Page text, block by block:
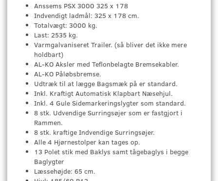
Anssems PSX 3000 325 x 178
Indvendigt ladmål: 325 x 178 cm.
Totalvægt: 3000 kg.
Last: 2535 kg.
Varmgalvaniseret Trailer. (så bliver det ikke mere
holdbart)
AL-KO Aksler med Teflonbelagte Bremsekabler.
AL-KO Påløbsbremse.
Udtræk til at lægge Bagsmæk på er standard.
Inkl. Kraftigt Automatisk Klapbart Næsehjul.
Inkl. 4 Gule Sidemarkeringslygter som standard.
8 stk. Udvendige Surringsøjer som er fastgjort i
Rammen.
8 stk. kraftige Indvendige Surringsøjer.
Alle 4 Hjørnestolper kan tages op.
13 Polet stik med Baklys samt tågebaglys i begge
Baglygter
Læssehøjde: 65 cm.